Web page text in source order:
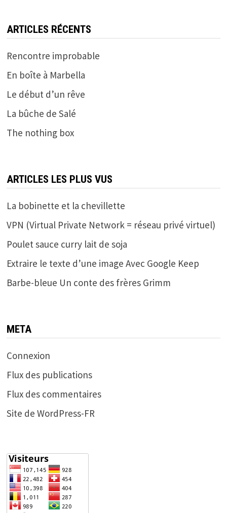
ARTICLES RÉCENTS
Rencontre improbable
En boîte à Marbella
Le début d’un rêve
La bûche de Salé
The nothing box
ARTICLES LES PLUS VUS
La bobinette et la chevillette
VPN (Virtual Private Network = réseau privé virtuel)
Poulet sauce curry lait de soja
Extraire le texte d’une image Avec Google Keep
Barbe-bleue Un conte des frères Grimm
META
Connexion
Flux des publications
Flux des commentaires
Site de WordPress-FR